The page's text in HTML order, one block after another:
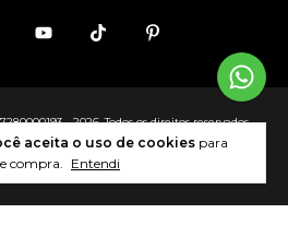
aceita o uso de cookies para
compra. Entendi
- 2026. Todos os direitos reservados.